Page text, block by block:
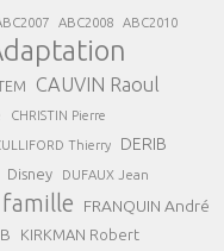
ABC2008 ABC2010
CAUVIN Raoul
CHRISTIN Pierre
Thierry DERIB
Disney DUFAUX Jean
famille FRANQUIN André
KIRKMAN Robert